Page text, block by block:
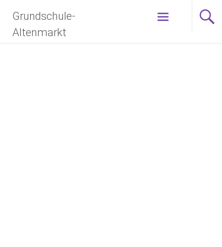
Grundschule-
Altenmarkt